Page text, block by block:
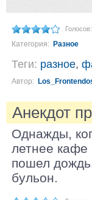
Категория: Разное
Теги: разное,
Автор:
Анекдот
Однажды,
летнее
пошел
бульон.